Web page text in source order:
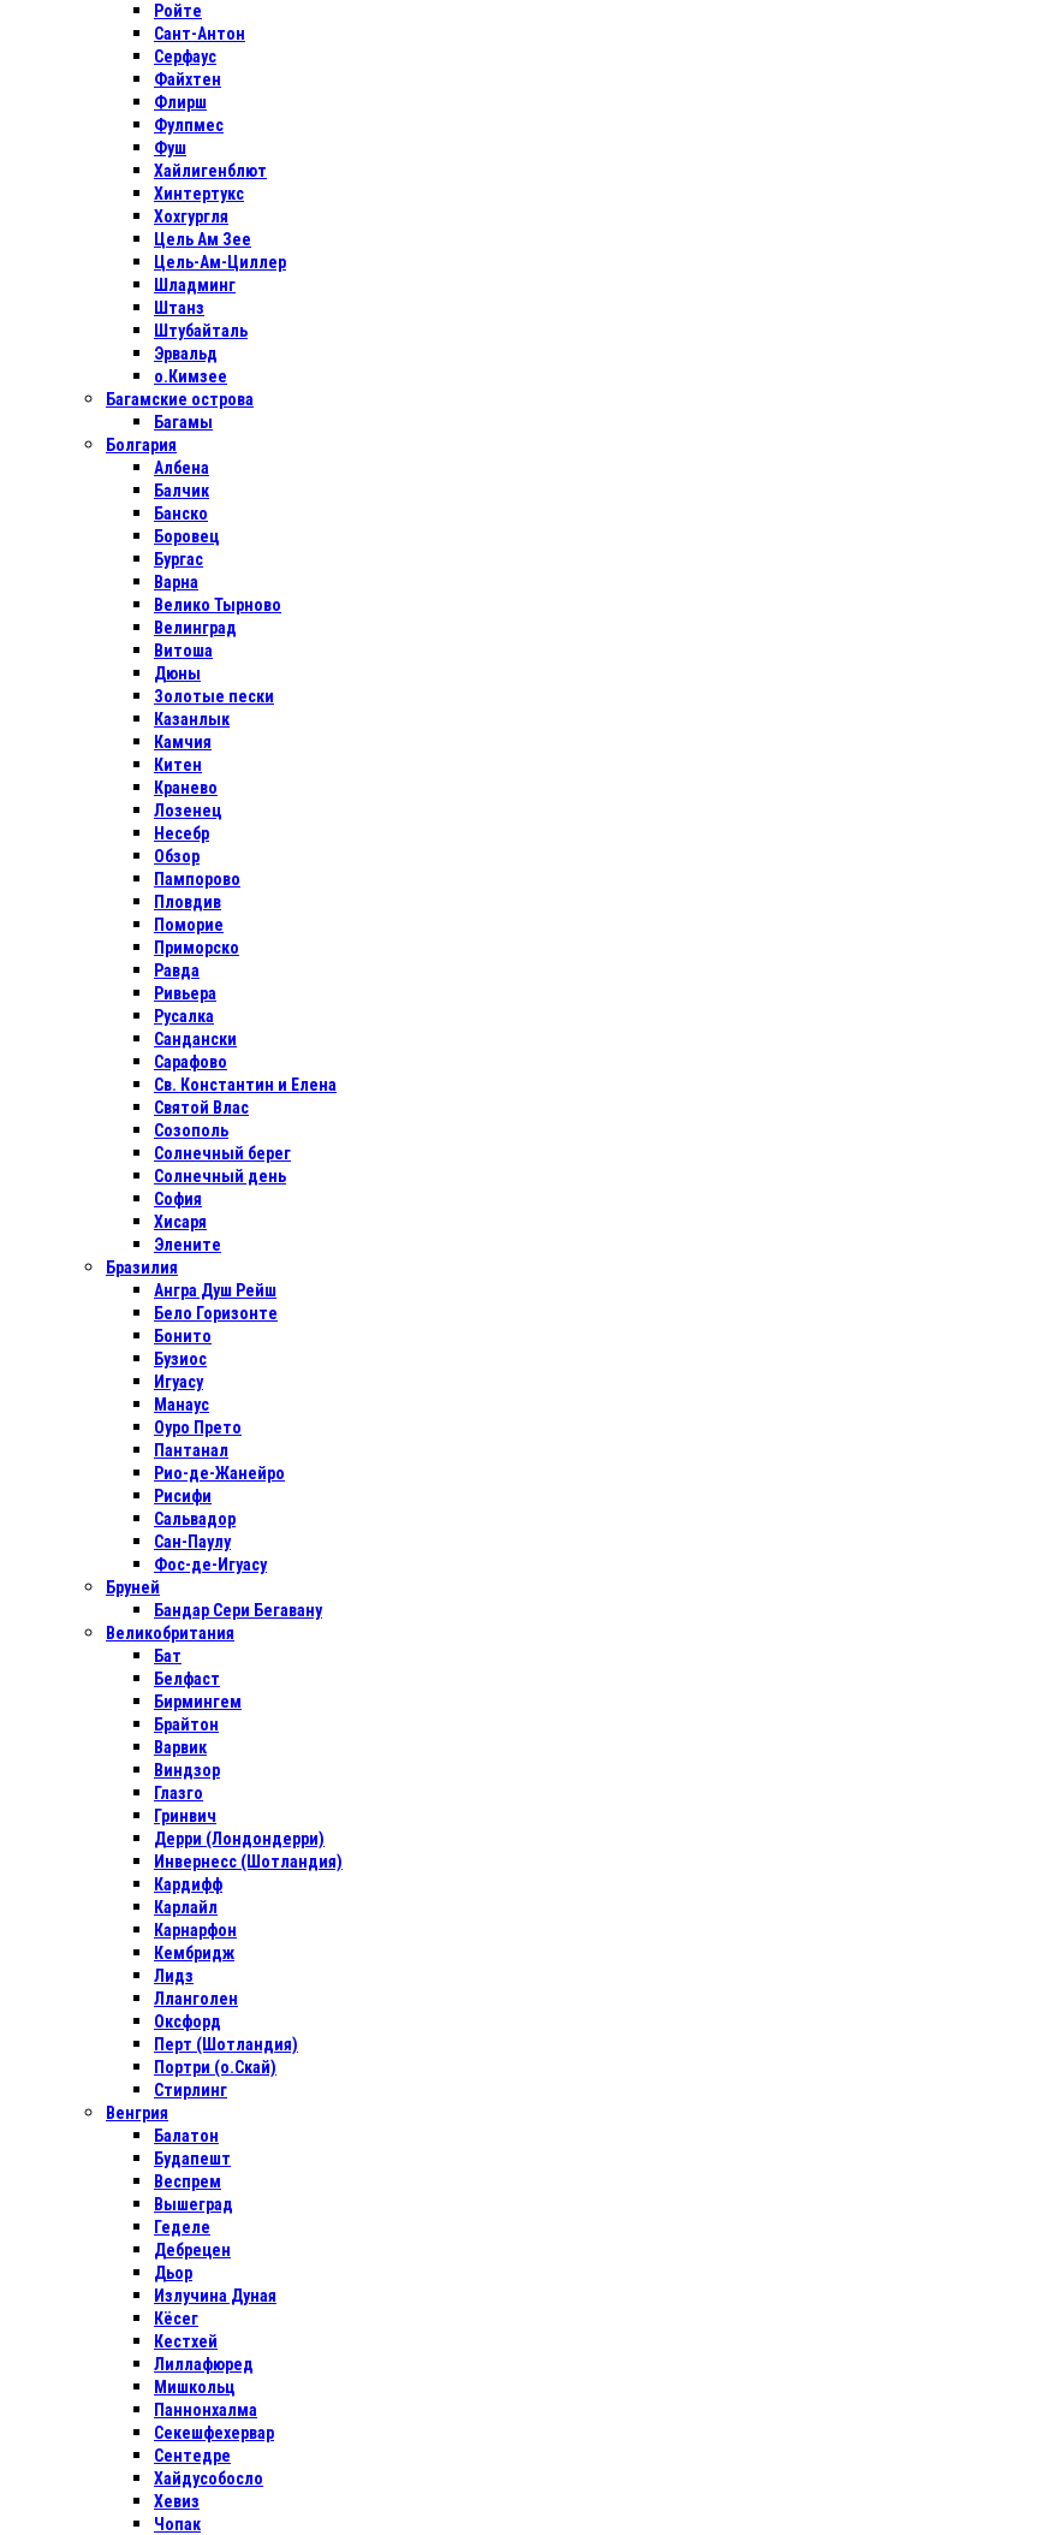
Ройте
Сант-Антон
Серфаус
Файхтен
Флирш
Фулпмес
Фуш
Хайлигенблют
Хинтертукс
Хохгургля
Цель Ам Зее
Цель-Ам-Циллер
Шладминг
Штанз
Штубайталь
Эрвальд
о.Кимзее
Багамские острова
Багамы
Болгария
Албена
Балчик
Банско
Боровец
Бургас
Варна
Велико Тырново
Велинград
Витоша
Дюны
Золотые пески
Казанлык
Камчия
Китен
Кранево
Лозенец
Несебр
Обзор
Пампорово
Пловдив
Поморие
Приморско
Равда
Ривьера
Русалка
Сандански
Сарафово
Св. Константин и Елена
Святой Влас
Созополь
Солнечный берег
Солнечный день
София
Хисаря
Элените
Бразилия
Ангра Душ Рейш
Бело Горизонте
Бонито
Бузиос
Игуасу
Манаус
Оуро Прето
Пантанал
Рио-де-Жанейро
Рисифи
Сальвадор
Сан-Паулу
Фос-де-Игуасу
Бруней
Бандар Сери Бегавану
Великобритания
Бат
Белфаст
Бирмингем
Брайтон
Варвик
Виндзор
Глазго
Гринвич
Дерри (Лондондерри)
Инвернесс (Шотландия)
Кардифф
Карлайл
Карнарфон
Кембридж
Лидз
Лланголен
Оксфорд
Перт (Шотландия)
Портри (о.Скай)
Стирлинг
Венгрия
Балатон
Будапешт
Веспрем
Вышеград
Геделе
Дебрецен
Дьор
Излучина Дуная
Кёсег
Кестхей
Лиллафюред
Мишкольц
Паннонхалма
Секешфехервар
Сентедре
Хайдусобосло
Хевиз
Чопак